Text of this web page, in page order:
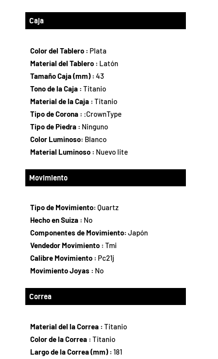
Caja
Color del Tablero : Plata
Material del Tablero : Latón
Tamaño Caja (mm) :43
Tono de la Caja :Titanio
Material de la Caja :Titanio
Tipo de Corona : :CrownType
Tipo de Piedra : Ninguno
Color Luminoso: Blanco
Material Luminoso : Nuevo lite
Movimiento
Tipo de Movimiento:Quartz
Hecho en Suiza : No
Componentes de Movimiento:Japón
Vendedor Movimiento :Tmi
Calibre Movimiento : Pc21j
Movimiento Joyas : No
Correa
Material del la Correa :Titanio
Color de la Correa :Titanio
Largo de la Correa (mm) :181